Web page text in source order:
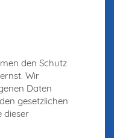
den Schutz
Wir
Daten
gesetzlichen
dieser